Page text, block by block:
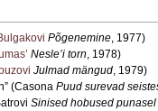
Põgenemine, 1977)
Nesle’i torn, 1978)
Julmad mängud, 1979)
(Casona Puud surevad
Sinised hobused